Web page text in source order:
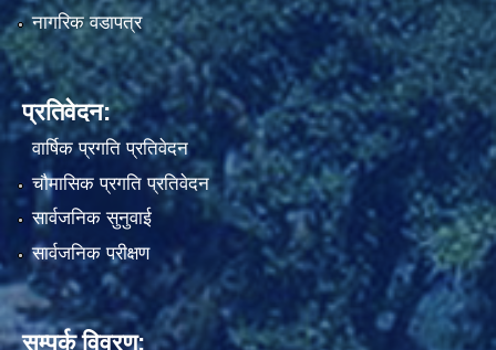
नागरिक वडापत्र
प्रतिवेदन:
वार्षिक प्रगति प्रतिवेदन
चौमासिक प्रगति प्रतिवेदन
सार्वजनिक सुनुवाई
सार्वजनिक परीक्षण
सम्पर्क विवरण: